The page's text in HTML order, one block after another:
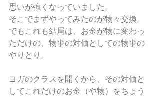
思いが強くなっていました。
そこでまずやってみたのが物々交換。
でもこれも結局は、お金が物に変わっ
ただけの、物事の対価としての物事の
やりとり。
ヨガのクラスを開くから、その対価と
してこれだけのお金（や物）をちょう